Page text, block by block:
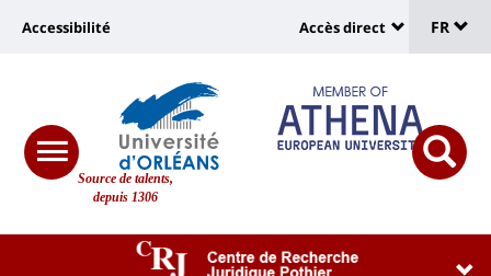
Site
Source de talents,
depuis 1306
Université
responsive
menu
button
Université
vers
page
accessibilité
Accessibilité
:
Shortcut
links
Accès direct
de
FR
Université